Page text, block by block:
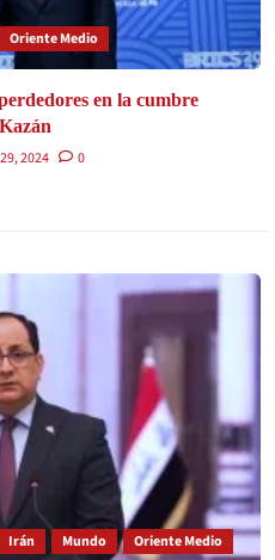
Oriente Medio
en la cumbre
2024 0
Irán Mundo Oriente Medio